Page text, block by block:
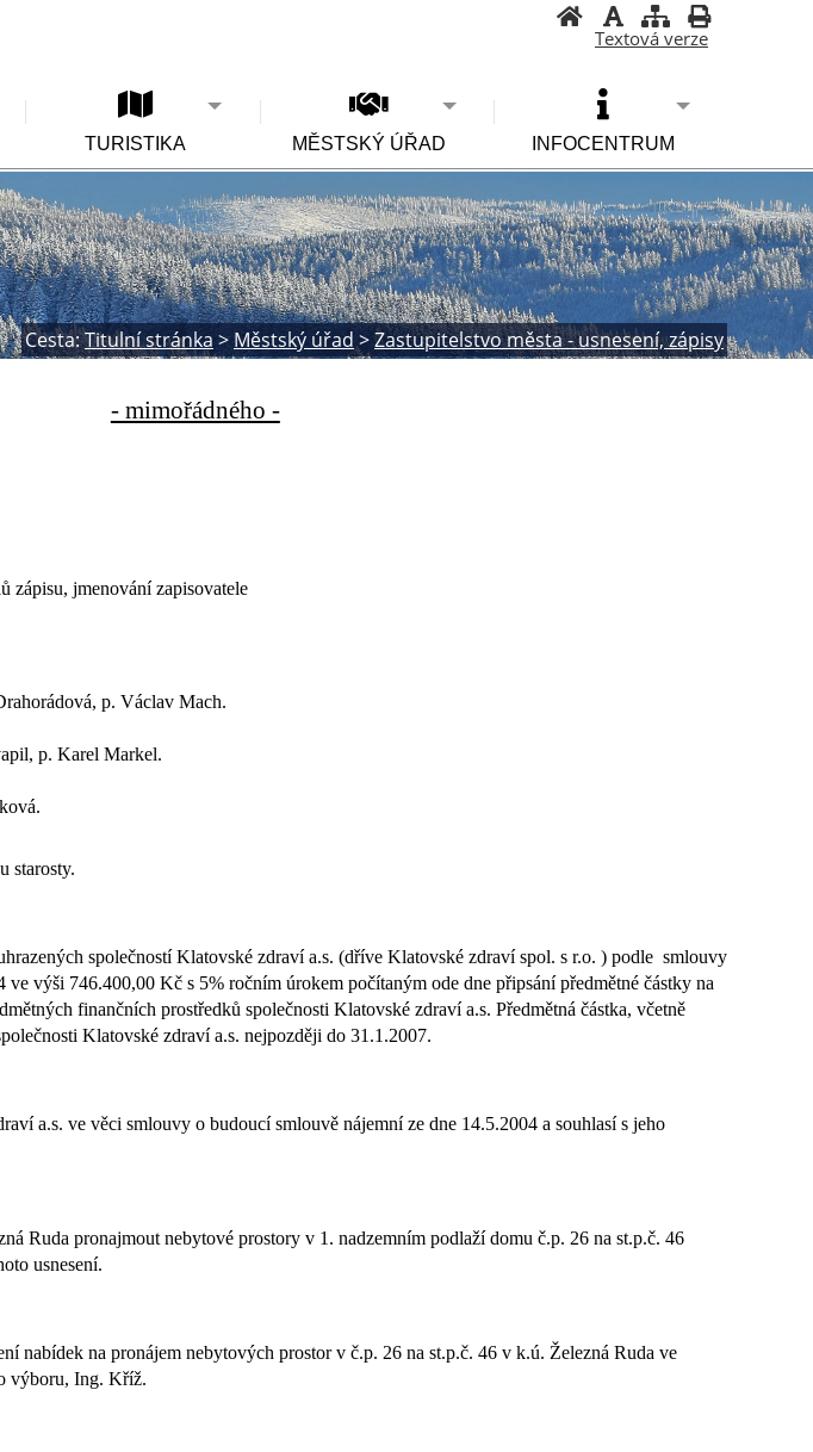
Textová verze
TURISTIKA MĚSTSKÝ ÚŘAD INFOCENTRUM
Cesta:Titulní stránka > Městský úřad>Zastupitelstvo města - usnesení, zápisy
- mimořádného -
zápisu, jmenování zapisovatele
p. Václav Mach.
p. Karel Markel.
starosty.
společností Klatovské zdraví a.s. (dříve Klatovské zdraví spol. s r.o. ) podle smlouvy
výši 746.400,00 Kč s 5% ročním úrokem počítaným ode dne připsání předmětné částky na
finančních prostředků společnosti Klatovské zdraví a.s. Předmětná částka, včetně
Klatovské zdraví a.s. nejpozději do 31.1.2007.
a.s. ve věci smlouvy o budoucí smlouvě nájemní ze dne 14.5.2004 a souhlasí s jeho
Ruda pronajmout nebytové prostory v 1. nadzemním podlaží domu č.p. 26 na st.p.č. 46
usnesení.
nabídek na pronájem nebytových prostor v č.p. 26 na st.p.č. 46 v k.ú. Železná Ruda ve
výboru, Ing. Kříž.